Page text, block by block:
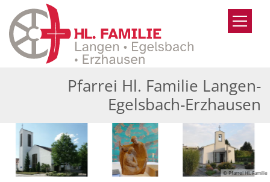
Zum Inhalt springen
Pfarrei Hl. Familie Langen-
Egelsbach-Erzhausen
© Pfarrei Hl. Familie